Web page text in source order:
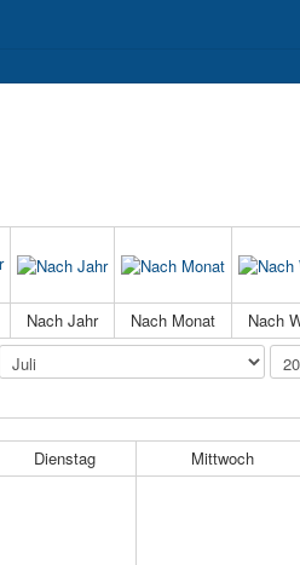
Nach Jahr Nach Monat Nach
Dienstag Mittwoch